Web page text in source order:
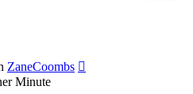
ZaneCoombs
Minute